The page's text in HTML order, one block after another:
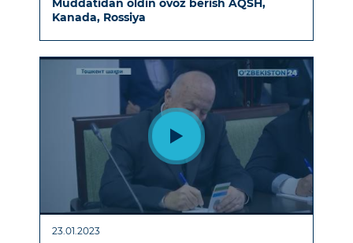
Muddatidan oldin ovoz berish AQSH,
Kanada, Rossiya
23.01.2023